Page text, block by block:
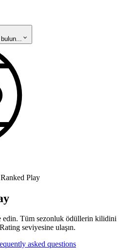
Play
edin. Tüm sezonluk ödüllerin kilidini
seviyesine ulaşın.
asked questions